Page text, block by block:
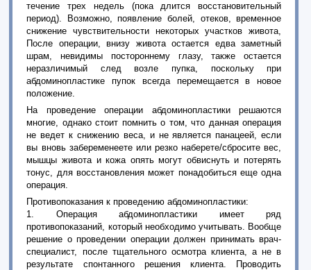
течение трех недель (пока длится восстановительный
период). Возможно, появление болей, отеков, временное
снижение чувствительности некоторых участков живота,
После операции, внизу живота остается едва заметный
шрам, невидимы постороннему глазу, также остается
неразличимый след возле пупка, поскольку при
абдоминопластике пупок всегда перемещается в новое
положение.
На проведение операции абдоминопластики решаются
многие, однако стоит помнить о том, что данная операция
не ведет к снижению веса, и не является панацеей, если
вы вновь забеременеете или резко наберете/сбросите вес,
мышцы живота и кожа опять могут обвиснуть и потерять
тонус, для восстановления может понадобиться еще одна
операция.
Противопоказания к проведению абдоминопластики:
1. Операция абдоминопластики имеет ряд
противопоказаний, который необходимо учитывать. Вообще
решение о проведении операции должен принимать врач-
специалист, после тщательного осмотра клиента, а не в
результате спонтанного решения клиента. Проводить